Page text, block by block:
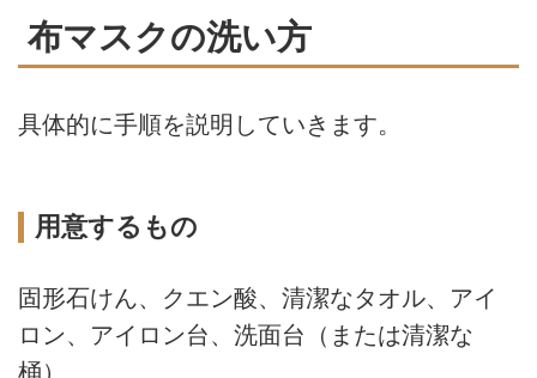
布マスクの洗い方
具体的に手順を説明していきます。
用意するもの
固形石けん、クエン酸、清潔なタオル、アイ
ロン、アイロン台、洗面台（または清潔な
桶）